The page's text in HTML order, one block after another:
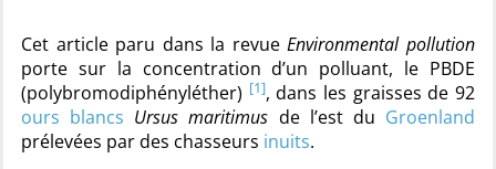
Cet article paru dans la revueEnvironmental pollution
porte sur la concentration d’un polluant, le PBDE
(polybromodiphényléther) [1], dans les graisses de 92
ours blancs Ursus maritimus de l’est du Groenland
prélevées par des chasseurs inuits.